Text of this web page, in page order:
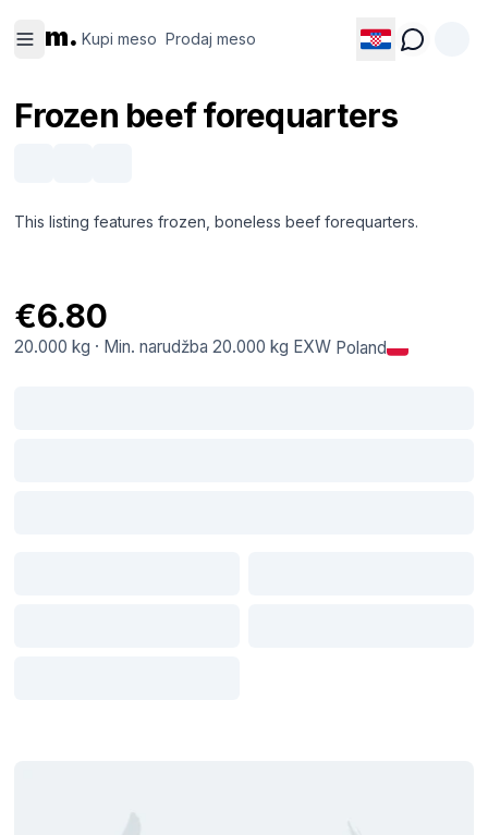
m. Kupi meso Prodaj meso
meso
meso
Frozen beef forequarters
This listing features frozen, boneless beef forequarters.
€6.80
20.000 kg · Min. narudžba 20.000 kg EXW Poland